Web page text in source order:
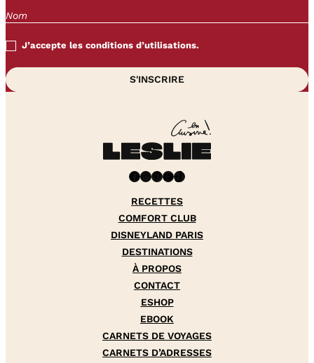
J’accepte les conditions d’utilisations.
Facebook InstagramPinterest YouTube TikTok
RECETTES
COMFORT CLUB
DISNEYLAND PARIS
DESTINATIONS
À PROPOS
CONTACT
ESHOP
EBOOK
CARNETS DE VOYAGES
CARNETS D’ADRESSES